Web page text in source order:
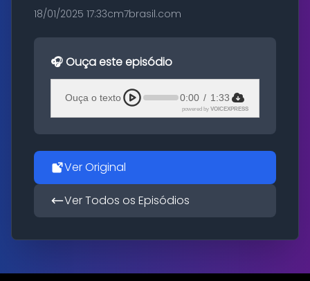
18/01/2025 17:33cm7brasil.com
🎧 Ouça este episódio
Ouça o texto 0:00 / 1:33
powered by VOICEXPRESS
Ver Original
Ver Todos os Episódios